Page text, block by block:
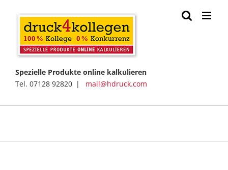
Inhalt
springen
Spezielle Produkte online kalkulieren
Tel. 07128 92820 | mail@hdruck.com